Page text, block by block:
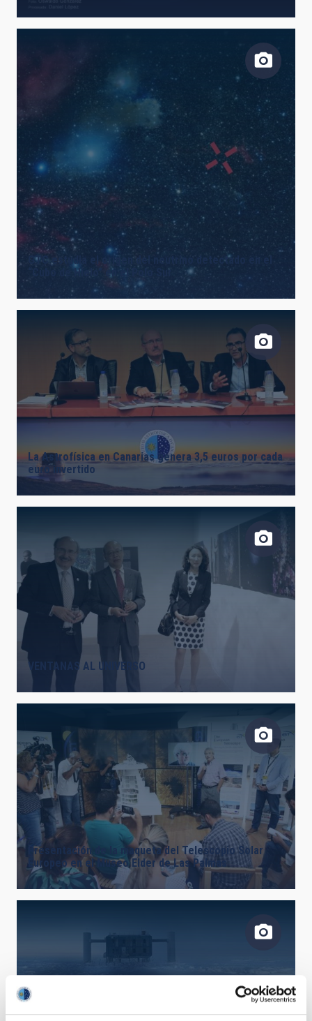
GTC estudia el origen del neutrino detectado en el
“Cubo de Hielo” en el Polo Sur
La Astrofísica en Canarias genera 3,5 euros por cada
euro invertido
VENTANAS AL UNIVERSO
Presentación de la maqueta del Telescopio Solar
Europeo en el Museo Elder de Las Palmas